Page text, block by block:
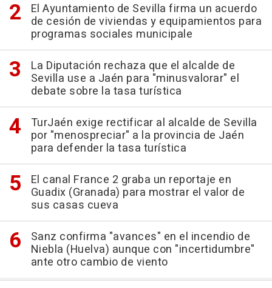
El Ayuntamiento de Sevilla firma un acuerdo
de cesión de viviendas y equipamientos para
programas sociales municipale
La Diputación rechaza que el alcalde de
Sevilla use a Jaén para "minusvalorar" el
debate sobre la tasa turística
TurJaén exige rectificar al alcalde de Sevilla
por "menospreciar" a la provincia de Jaén
para defender la tasa turística
El canal France 2 graba un reportaje en
Guadix (Granada) para mostrar el valor de
sus casas cueva
Sanz confirma "avances" en el incendio de
Niebla (Huelva) aunque con "incertidumbre"
ante otro cambio de viento